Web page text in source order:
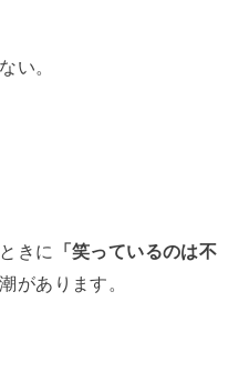
い。
きに
「笑っているのは不
があります。